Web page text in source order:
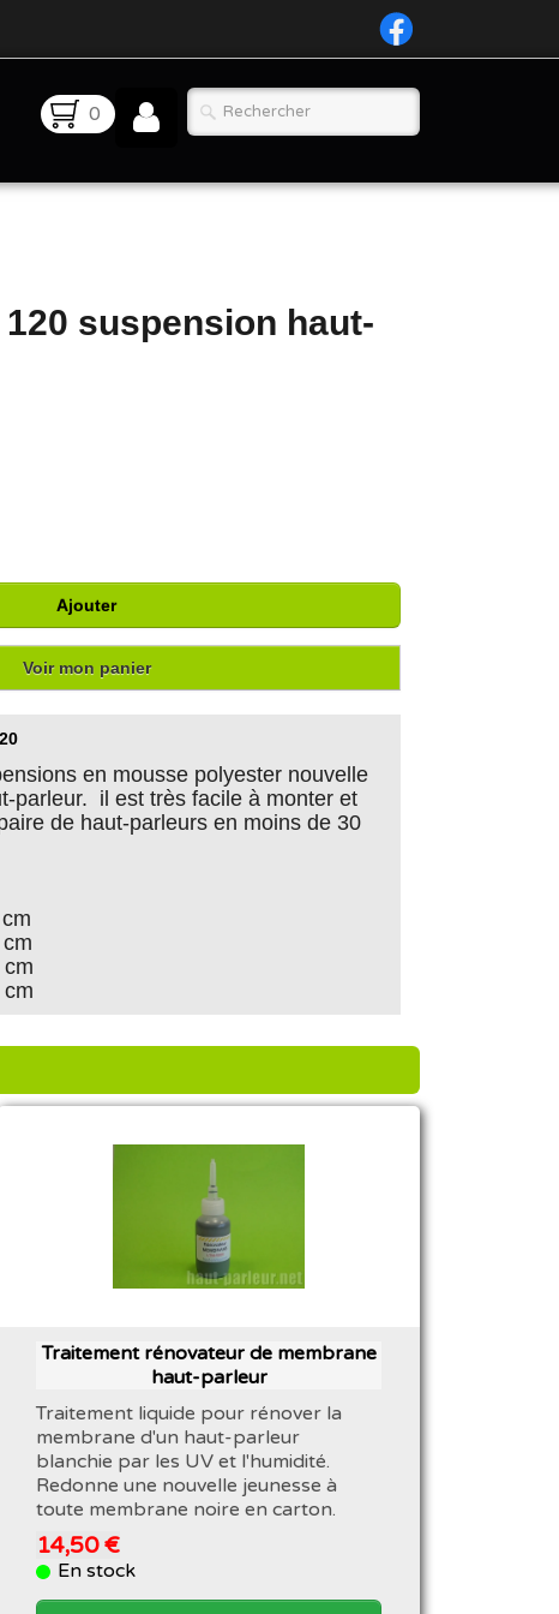
0
suspension haut-
Ajouter
Voir mon panier
en mousse polyester nouvelle
parleur. il est très facile à monter et
de haut-parleurs en moins de 30
Traitement rénovateur de membrane
haut-parleur
Traitement liquide pour rénover la
membrane d'un haut-parleur
blanchie par les UV et l'humidité.
Redonne une nouvelle jeunesse à
toute membrane noire en carton.
14,50 €
En stock